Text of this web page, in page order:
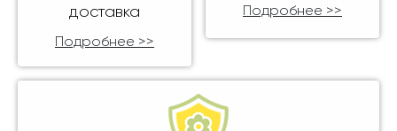
доставка
Подробнее >>
Подробнее >>